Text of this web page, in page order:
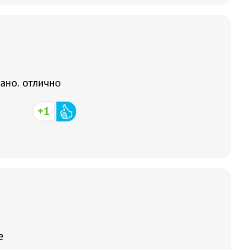
отлично
+1